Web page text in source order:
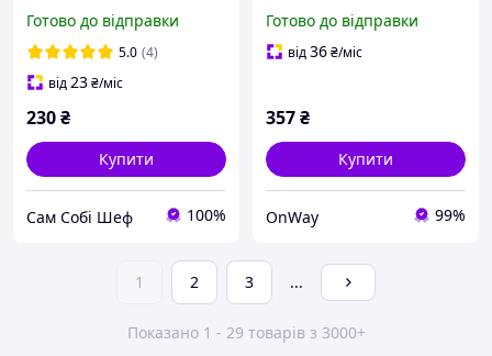
Готово до відправки
5.0 (4)
від23₴/міс
230₴
Купити
Сам Собі Шеф 100%
з акації елегантний
дизайн 24 см
Готово до відправки
від36₴/міс
357₴
Купити
OnWay 99%
1 2 3 ...
Показано 1 - 29 товарів з 3000+